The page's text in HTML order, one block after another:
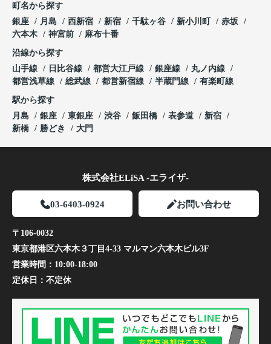
町名から探す
銀座
月島 西新宿 新宿 千駄ヶ谷 新小川町
赤坂
六本木
神宮前 麻布十番
沿線から探す
山手線
日比谷線 都営大江戸線 銀座線
丸ノ内線
都営浅草線
総武線 都営新宿線 半蔵門線 有楽町線
駅から探す
月島
銀座 東銀座 渋谷 飯田橋 表参道
新宿
新橋
勝どき 大門
株式会社ELiSA -エライザ-
03-6403-0924 お問い合わせ
〒106-0032
東京都港区六本木３丁目4-33 マルマン六本木ビル3F
営業時間： 10:00-18:00
定休日： 不定休